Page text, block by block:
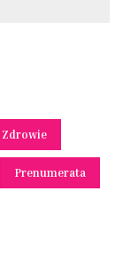
Zdrowie
Prenumerata